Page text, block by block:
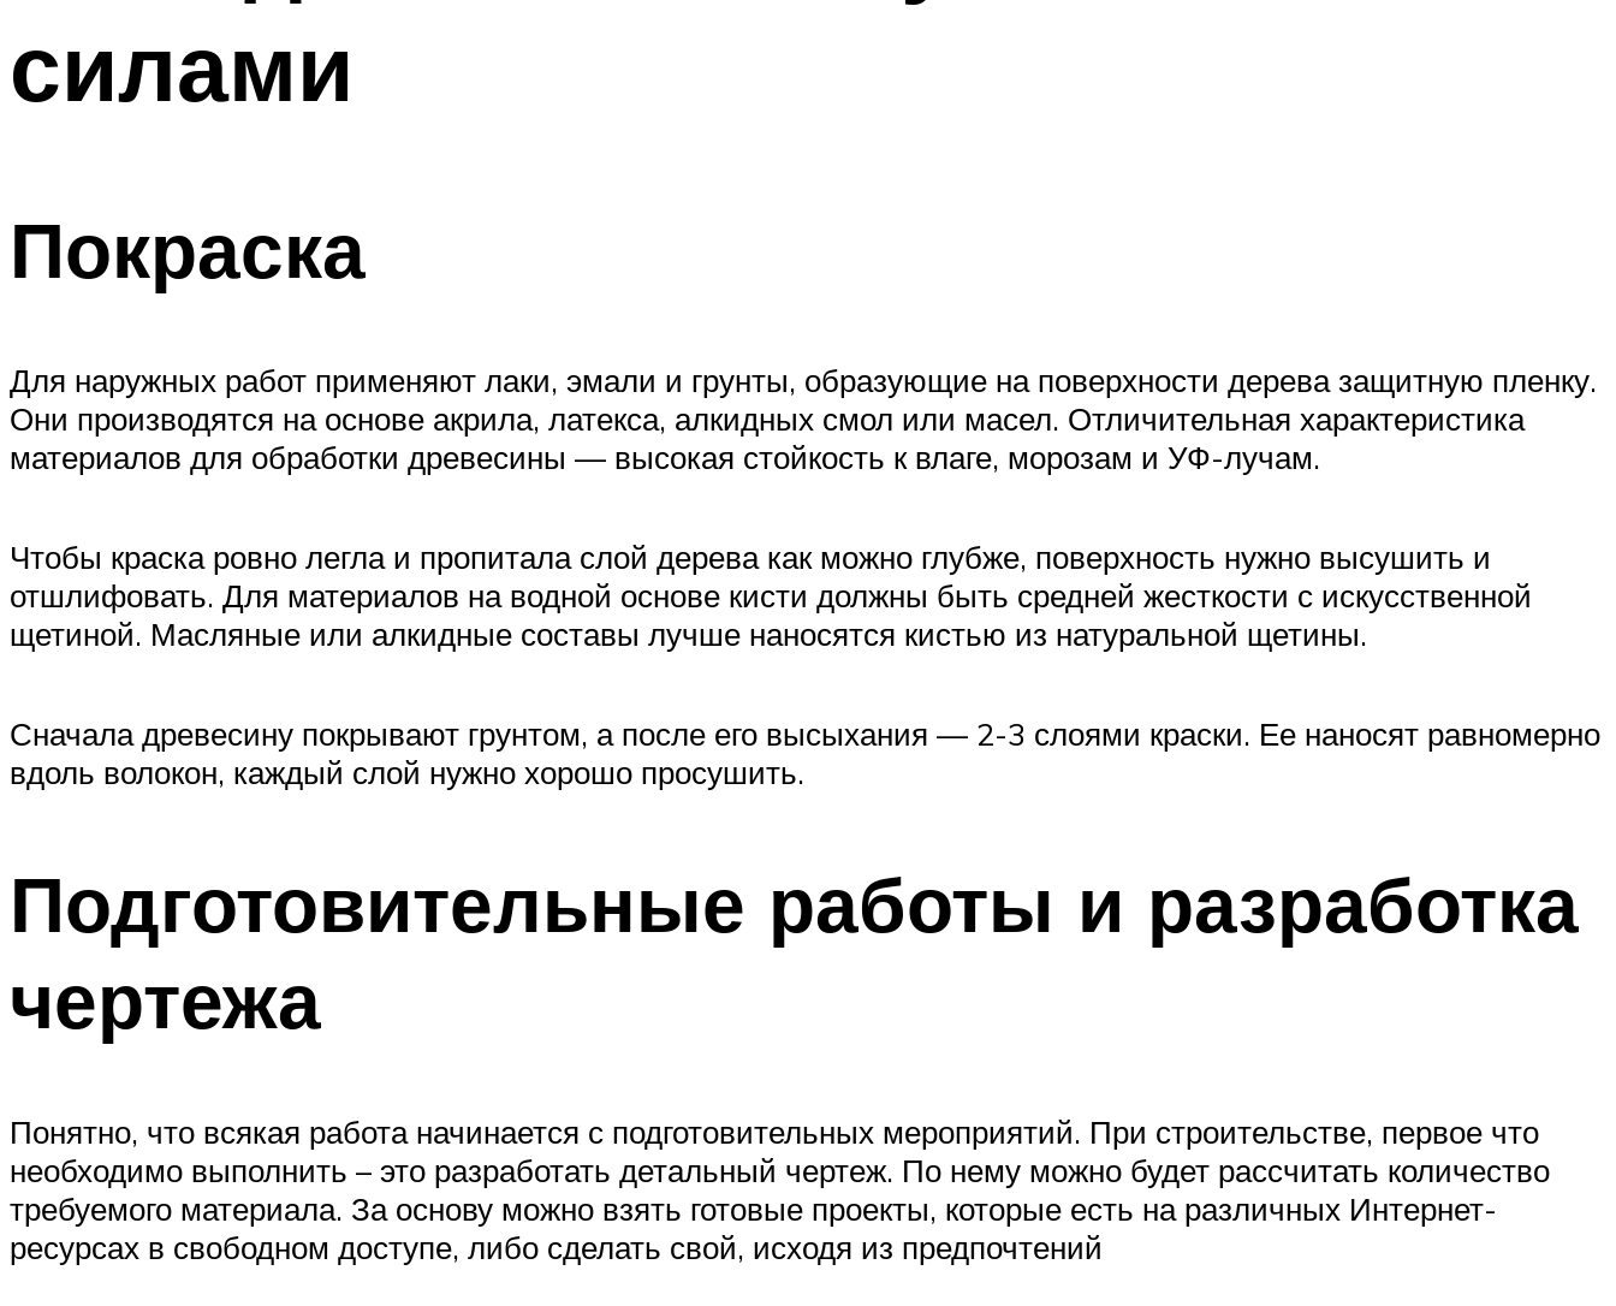
силами
Покраска
Для наружных работ применяют лаки, эмали и грунты, образующие на поверхности дерева защитную пленку.
Они производятся на основе акрила, латекса, алкидных смол или масел. Отличительная характеристика
материалов для обработки древесины — высокая стойкость к влаге, морозам и УФ-лучам.
Чтобы краска ровно легла и пропитала слой дерева как можно глубже, поверхность нужно высушить и
отшлифовать. Для материалов на водной основе кисти должны быть средней жесткости с искусственной
щетиной. Масляные или алкидные составы лучше наносятся кистью из натуральной щетины.
Сначала древесину покрывают грунтом, а после его высыхания — 2-3 слоями краски. Ее наносят равномерно
вдоль волокон, каждый слой нужно хорошо просушить.
Подготовительные работы и разработка
чертежа
Понятно, что всякая работа начинается с подготовительных мероприятий. При строительстве, первое что
необходимо выполнить – это разработать детальный чертеж. По нему можно будет рассчитать количество
требуемого материала. За основу можно взять готовые проекты, которые есть на различных Интернет-
ресурсах в свободном доступе, либо сделать свой, исходя из предпочтений